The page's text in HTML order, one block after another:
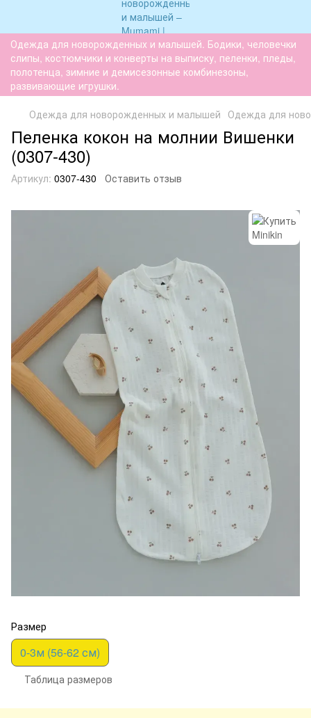
Одежда для новорожденных и малышей. Бодики, человечки
слипы, костюмчики и конверты на выписку, пеленки, пледы,
полотенца, зимние и демисезонные комбинезоны,
развивающие игрушки.
Одежда для новорожденных и малышей Одежда для
Пеленка кокон на молнии Вишенки
(0307-430)
Артикул: 0307-430 Оставить отзыв
Размер
0-3м (56-62 см)
Таблица размеров